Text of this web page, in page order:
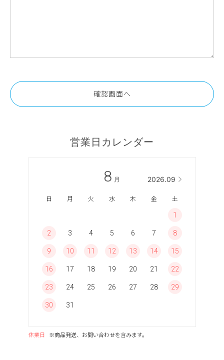
営業日カレンダー
8 月 2026.09
日 月 火 水 木 金 土
1
2 3 4 5 6 7 8
9 10 11 12 13 14 15
16 17 18 19 20 21 22
23 24 25 26 27 28 29
30 31
休業日 ※商品発送、お問い合わせを含みます。